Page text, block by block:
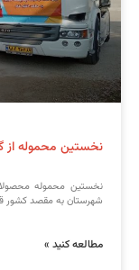
نخستین محموله از
شهرستان به مقصد کشور
مطالعه کنید »